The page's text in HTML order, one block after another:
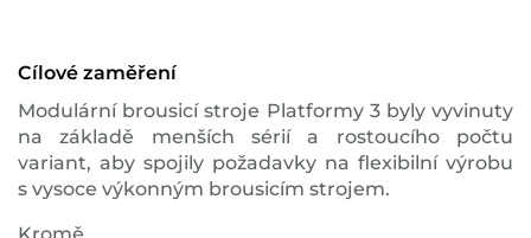
Cílové zaměření
Modulární brousicí stroje Platformy 3 byly vyvinuty
na základě menších sérií a rostoucího počtu
variant, aby spojily požadavky na flexibilní výrobu
s vysoce výkonným brousicím strojem.